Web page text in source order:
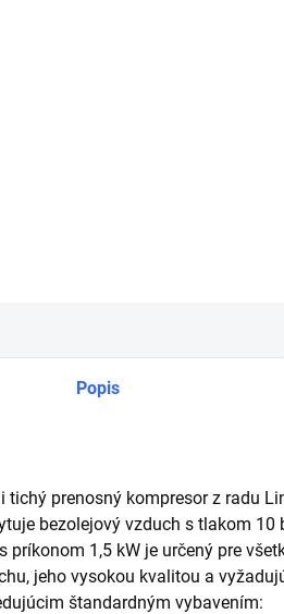
Popis
tichý prenosný kompresor z radu
bezolejový vzduch s tlakom
príkonom 1,5 kW je určený pre
jeho vysokou kvalitou a
štandardným vybavením: